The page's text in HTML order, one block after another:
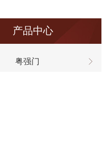
产品中心
粤强门